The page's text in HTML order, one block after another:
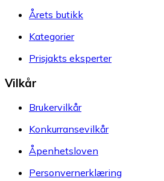
Årets butikk
Kategorier
Prisjakts eksperter
Vilkår
Brukervilkår
Konkurransevilkår
Åpenhetsloven
Personvernerklæring